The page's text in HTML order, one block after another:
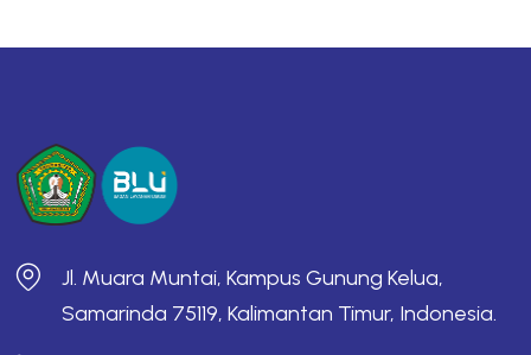
Jl. Muara Muntai, Kampus Gunung Kelua,
Samarinda 75119, Kalimantan Timur, Indonesia.